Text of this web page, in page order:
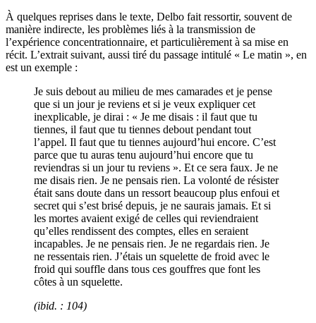
À quelques reprises dans le texte, Delbo fait ressortir, souvent de
manière indirecte, les problèmes liés à la transmission de
l’expérience concentrationnaire, et particulièrement à sa mise en
récit. L’extrait suivant, aussi tiré du passage intitulé « Le matin », en
est un exemple :
Je suis debout au milieu de mes camarades et je pense
que si un jour je reviens et si je veux expliquer cet
inexplicable, je dirai : « Je me disais : il faut que tu
tiennes, il faut que tu tiennes debout pendant tout
l’appel. Il faut que tu tiennes aujourd’hui encore. C’est
parce que tu auras tenu aujourd’hui encore que tu
reviendras si un jour tu reviens ». Et ce sera faux. Je ne
me disais rien. Je ne pensais rien. La volonté de résister
était sans doute dans un ressort beaucoup plus enfoui et
secret qui s’est brisé depuis, je ne saurais jamais. Et si
les mortes avaient exigé de celles qui reviendraient
qu’elles rendissent des comptes, elles en seraient
incapables. Je ne pensais rien. Je ne regardais rien. Je
ne ressentais rien. J’étais un squelette de froid avec le
froid qui souffle dans tous ces gouffres que font les
côtes à un squelette.
(ibid. : 104)